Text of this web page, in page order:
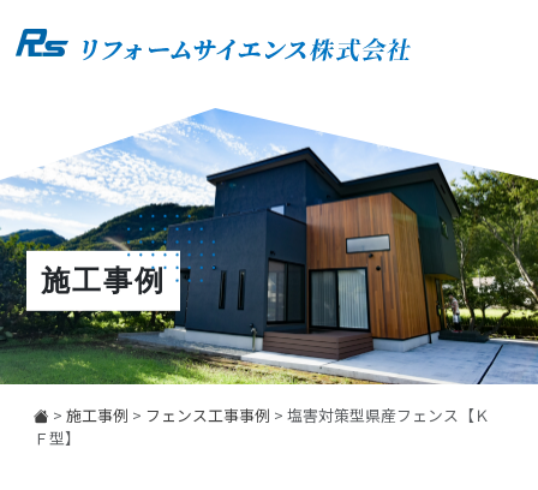
施工事例
> 施工事例 > フェンス工事事例 > 塩害対策型県産フェンス【Ｋ
Ｆ型】